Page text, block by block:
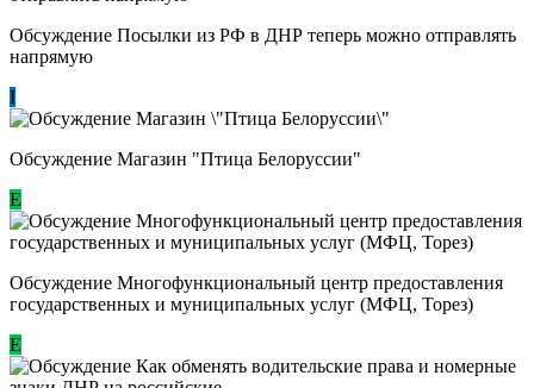
Обсуждение Посылки из РФ в ДНР теперь можно отправлять
напрямую
I
Обсуждение Магазин "Птица Белоруссии"
Е
Обсуждение Многофункциональный центр предоставления
государственных и муниципальных услуг (МФЦ, Торез)
E